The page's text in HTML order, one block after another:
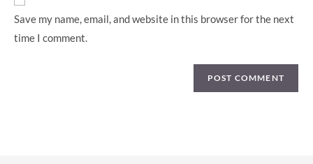
Save my name, email, and website in this browser for the next
time I comment.